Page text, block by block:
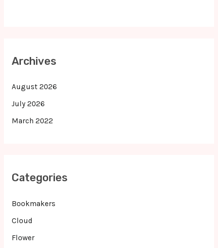
Archives
August 2026
July 2026
March 2022
Categories
Bookmakers
Cloud
Flower